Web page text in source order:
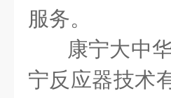
服务。
康宁大中
宁反应器技术